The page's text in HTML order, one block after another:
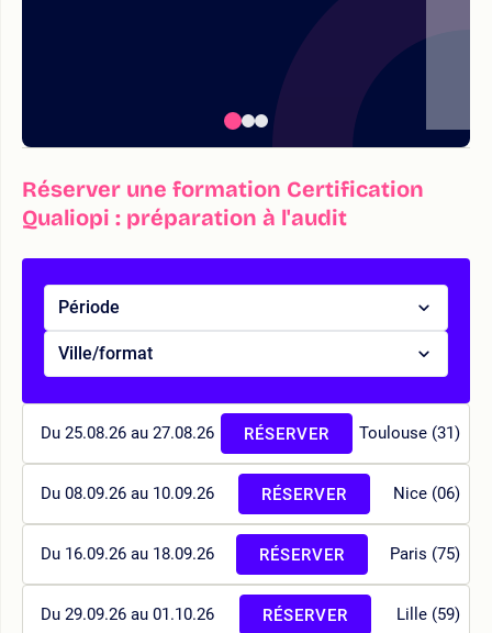
Réserver une formation Certification
Qualiopi : préparation à l'audit
Période
Ville/format
Du 25.08.26 au 27.08.26 Toulouse (31)
RÉSERVER
Du 08.09.26 au 10.09.26 Nice (06)
RÉSERVER
Du 16.09.26 au 18.09.26 Paris (75)
RÉSERVER
Du 29.09.26 au 01.10.26 Lille (59)
RÉSERVER